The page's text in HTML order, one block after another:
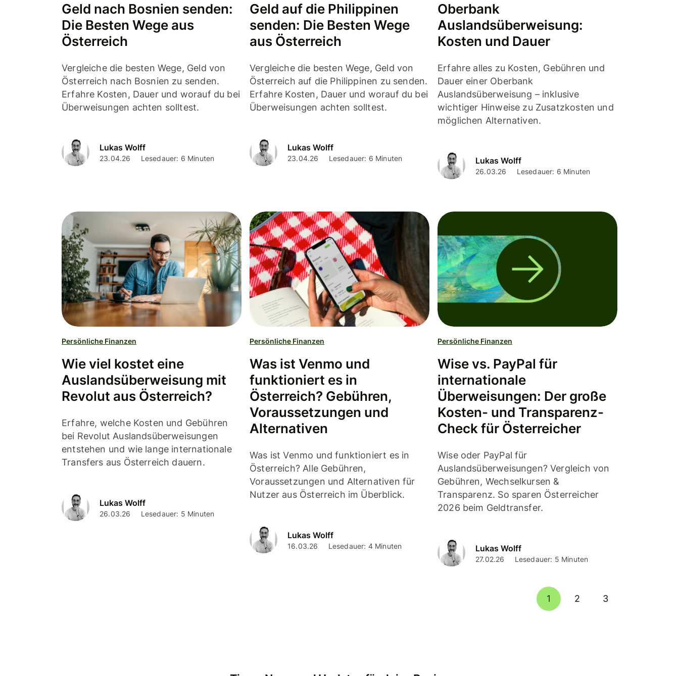
Geld nach Bosnien senden:
Die Besten Wege aus
Österreich
Vergleiche die besten Wege, Geld von
Österreich nach Bosnien zu senden.
Erfahre Kosten, Dauer und worauf du bei
Überweisungen achten solltest.
Lukas Wolff
23.04.26 Lesedauer: 6 Minuten
Geld auf die Philippinen
senden: Die Besten Wege
aus Österreich
Vergleiche die besten Wege, Geld von
Österreich auf die Philippinen zu senden.
Erfahre Kosten, Dauer und worauf du bei
Überweisungen achten solltest.
Lukas Wolff
23.04.26 Lesedauer: 6 Minuten
Oberbank
Auslandsüberweisung:
Kosten und Dauer
Erfahre alles zu Kosten, Gebühren und
Dauer einer Oberbank
Auslandsüberweisung – inklusive
wichtiger Hinweise zu Zusatzkosten und
möglichen Alternativen.
Lukas Wolff
26.03.26 Lesedauer: 6 Minuten
Persönliche Finanzen
Wie viel kostet eine
Auslandsüberweisung mit
Revolut aus Österreich?
Erfahre, welche Kosten und Gebühren
bei Revolut Auslandsüberweisungen
entstehen und wie lange internationale
Transfers aus Österreich dauern.
Lukas Wolff
26.03.26 Lesedauer: 5 Minuten
Persönliche Finanzen
Was ist Venmo und
funktioniert es in
Österreich? Gebühren,
Voraussetzungen und
Alternativen
Was ist Venmo und funktioniert es in
Österreich? Alle Gebühren,
Voraussetzungen und Alternativen für
Nutzer aus Österreich im Überblick.
Lukas Wolff
16.03.26 Lesedauer: 4 Minuten
Persönliche Finanzen
Wise vs. PayPal für
internationale
Überweisungen: Der große
Kosten- und Transparenz-
Check für Österreicher
Wise oder PayPal für
Auslandsüberweisungen? Vergleich von
Gebühren, Wechselkursen &
Transparenz. So sparen Österreicher
2026 beim Geldtransfer.
Lukas Wolff
27.02.26 Lesedauer: 5 Minuten
1 2 3